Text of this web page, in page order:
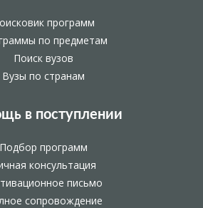
программ
по предметам
Поиск вузов
Вузы по странам
в поступлении
Подбор программ
консультация
письмо
сопровождение